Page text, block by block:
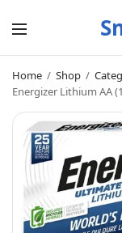
Home / Shop /
Energizer Lithium AA